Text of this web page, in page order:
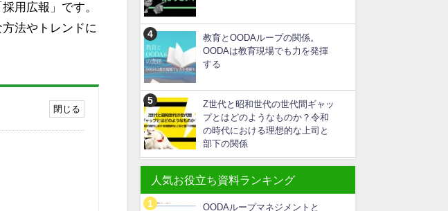
用広報」です。
法やトレンドに
教育とOODAループの関係。
OODAは教育現場でも力を発揮
する
Z世代と昭和世代の世代間ギャッ
プとはどのようなものか？令和
の時代における理想的な上司と
部下の関係
人気お役立ち資料ランキング
OODAループマネジメントと